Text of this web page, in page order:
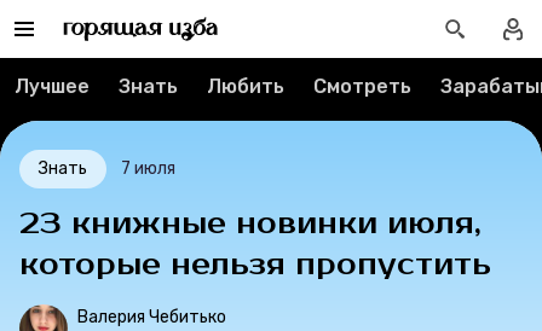
Тесты
Великие женщины
Тренды
Лучшее Знать Любить Смотреть
Знать 7 июля
23 книжные новинки июля,
которые нельзя пропустить
Валерия Чебитько